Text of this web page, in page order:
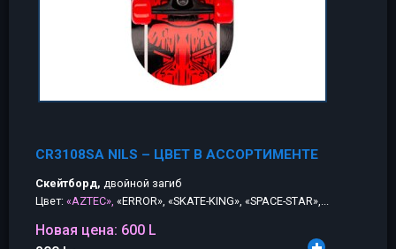
CR3108SA NILS – ЦВЕТ В АССОРТИМЕНТЕ
Скейтборд, двойной загиб
Цвет: «AZTEC», «ERROR», «SKATE-KING», «SPACE-STAR»,...
Новая цена: 600 L